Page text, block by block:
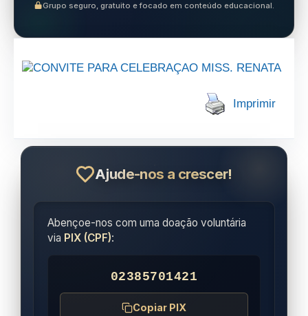
Grupo seguro, gratuito e focado em conteúdo educacional.
Imprimir
Ajude-nos a crescer!
Abençoe-nos com uma doação voluntária
via PIX (CPF):
02385701421
Copiar PIX